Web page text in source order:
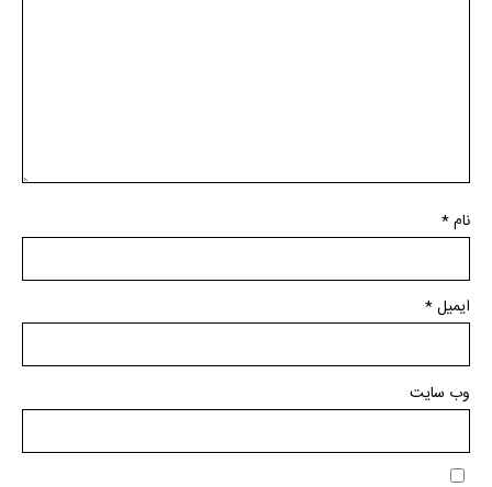
نام*
ایمیل*
وب‌ سایت